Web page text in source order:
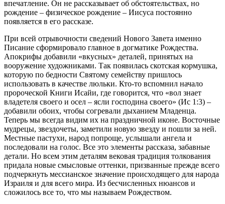
впечатление. Он не рассказывает об обстоятельствах, но
рождение – физическое рождение – Иисуса постоянно
появляется в его рассказе.
При всей отрывочности сведений Нового Завета именно
Писание сформировало главное в догматике Рождества.
Апокрифы добавили «вкусных» деталей, принятых на
вооружение художниками. Так появилась скотская кормушка,
которую по бедности Святому семейству пришлось
использовать в качестве люльки. Кто-то вспомнил начало
пророческой Книги Исайи, где говорится, что «вол знает
владетеля своего и осел – ясли господина своего» (Ис 1:3) –
добавили обоих, чтобы согревали дыханием Младенца.
Теперь мы всегда видим их на праздничной иконе. Восточные
мудрецы, звездочеты, заметили новую звезду и пошли за ней.
Местные пастухи, народ попроще, услышали ангела и
последовали на голос. Все это элементы рассказа, забавные
детали. Но всем этим деталям вековая традиция толкования
придала новые смысловые оттенки, призванные прежде всего
подчеркнуть мессианское значение происходящего для народа
Израиля и для всего мира. Из бесчисленных нюансов и
сложилось все то, что мы называем Рождеством.